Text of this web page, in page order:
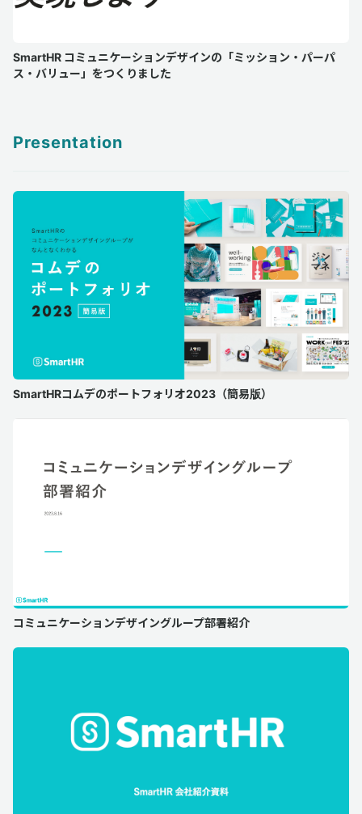
SmartHR コミュニケーションデザインの「ミッション・パーパ
ス・バリュー」をつくりました
Presentation
SmartHRコムデのポートフォリオ2023（簡易版）
コミュニケーションデザイングループ部署紹介